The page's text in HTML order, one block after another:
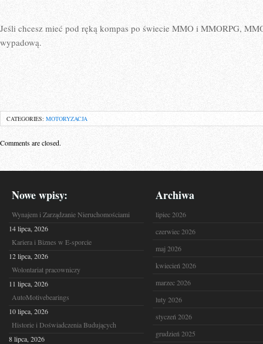
Jeśli chcesz mieć pod ręką kompas po świecie MMO i MMORPG,
wypadową.
CATEGORIES: MOTORYZACJA
Comments are closed.
Nowe wpisy:
Wynajem i Zarządzanie Nieruchomościami
14 lipca, 2026
Kariera i Biznes w E-sporcie
12 lipca, 2026
Wolontariat pracowniczy
11 lipca, 2026
AutoMotivebearings
10 lipca, 2026
Historie i Doświadczenia Budujących
8 lipca, 2026
Archiwa
lipiec 2026
czerwiec 2026
maj 2026
kwiecień 2026
marzec 2026
luty 2026
styczeń 2026
grudzień 2025